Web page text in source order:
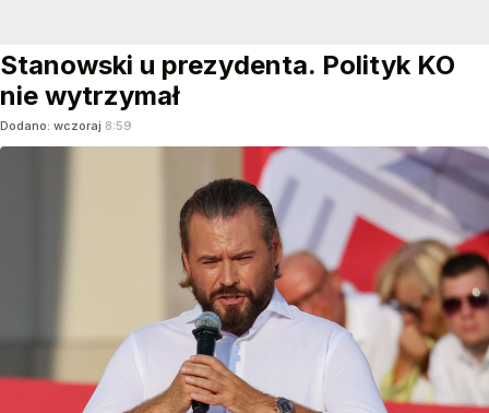
Stanowski u prezydenta. Polityk KO
nie wytrzymał
Dodano: wczoraj 8:59